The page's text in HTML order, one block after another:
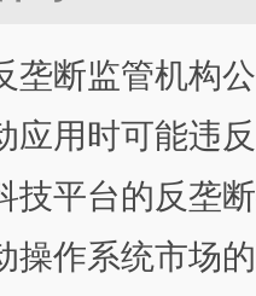
垄断监管机构
应用时可能违
技平台的反垄
操作系统市场